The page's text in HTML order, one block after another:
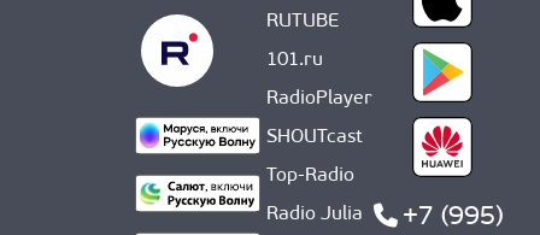
RUTUBE
101.ru
RadioPlayer
SHOUTcast
Top-Radio
Radio Julia
+7 (995)